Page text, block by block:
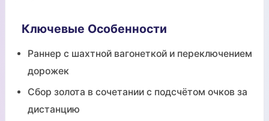
Ключевые Особенности
Раннер с шахтной вагонеткой и переключением
дорожек
Сбор золота в сочетании с подсчётом очков за
дистанцию